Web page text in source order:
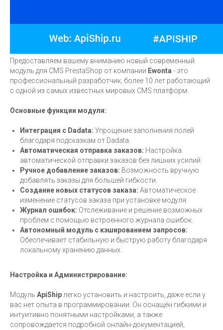
Предоставляем вашему вниманию новый современный
модуль для CMS PrestaShop от компании Ewonta - это
профессиональный разработчик, более 10 лет работающий
с одной из самых известных мировых CMS платформ.
Основные функции модуля:
Интеграция с Dadata: Упрощение заполнения полей
благодаря подсказкам от Dadata.
Автоматическая отправка заказов: Настройка
автоматической отправки заказов без лишних усилий.
Ручное добавление заказов: Возможность вручную
добавлять заказы для большей гибкости.
Создание новых статусов заказа: Автоматическое
изменение статусов заказа при установке модуля.
Журнал ошибок: Отслеживание и решение возможных
проблем с помощью встроенного журнала ошибок.
Автономный модуль с кэшированием запросов:
Обеспечивает стабильную и быструю работу благодаря
локальному хранению данных.
Настройка и Администрирование:
Модуль ApiShip легко установить и настроить, даже если у
вас нет опыта в программировании. Он оснащён гибкими и
интуитивно понятными настройками, а также
сопровождается подробной онлайн-документацией,